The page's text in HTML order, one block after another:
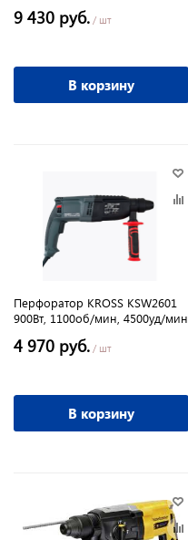
9 430 руб. / шт
В корзину
Перфоратор KROSS KSW2601
900Вт, 1100об/мин, 4500уд/мин
4 970 руб. / шт
В корзину